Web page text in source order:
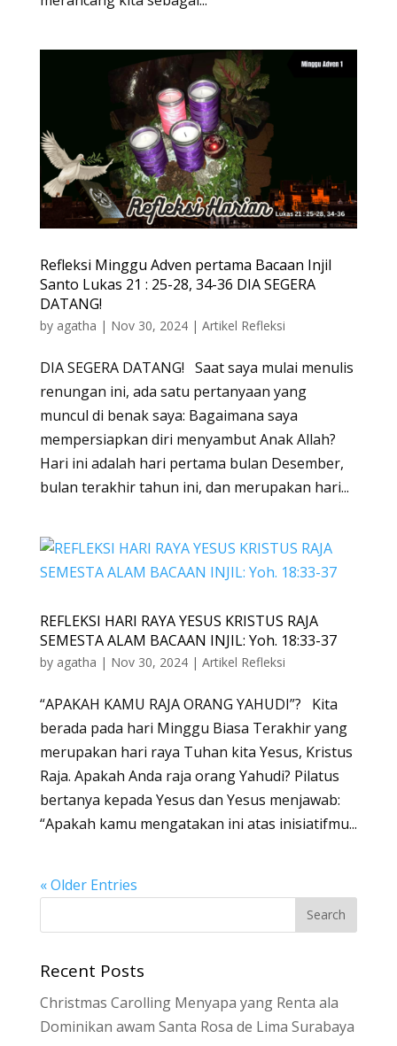
Refleksi Minggu Adven pertama Bacaan Injil
Santo Lukas 21 : 25-28, 34-36 DIA SEGERA
DATANG!
by agatha | Nov 30, 2024| Artikel Refleksi
DIA SEGERA DATANG! Saat saya mulai menulis
renungan ini, ada satu pertanyaan yang
muncul di benak saya: Bagaimana saya
mempersiapkan diri menyambut Anak Allah?
Hari ini adalah hari pertama bulan Desember,
bulan terakhir tahun ini, dan merupakan hari...
REFLEKSI HARI RAYA YESUS KRISTUS RAJA
SEMESTA ALAM BACAAN INJIL: Yoh. 18:33-37
by agatha | Nov 30, 2024| Artikel Refleksi
“APAKAH KAMU RAJA ORANG YAHUDI”? Kita
berada pada hari Minggu Biasa Terakhir yang
merupakan hari raya Tuhan kita Yesus, Kristus
Raja. Apakah Anda raja orang Yahudi? Pilatus
bertanya kepada Yesus dan Yesus menjawab:
“Apakah kamu mengatakan ini atas inisiatifmu...
« Older Entries
Recent Posts
Christmas Carolling Menyapa yang Renta ala
Dominikan awam Santa Rosa de Lima Surabaya